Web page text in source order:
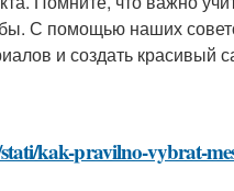
С помощью наших
и создать красивый
kak-pravilno-vybrat-